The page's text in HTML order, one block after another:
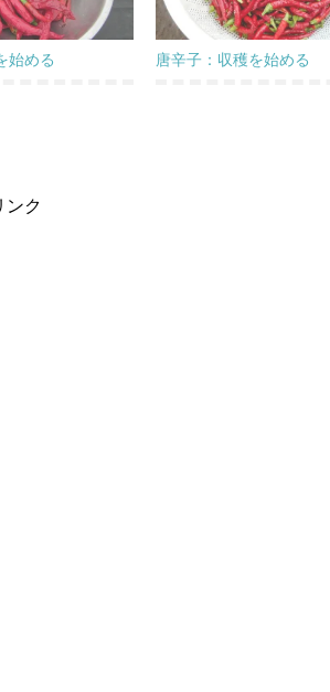
始める 唐辛子：収穫を始める
ンク